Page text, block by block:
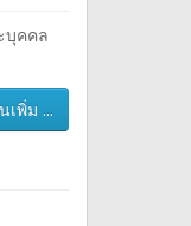
บุคคล
เพิ่ม ...